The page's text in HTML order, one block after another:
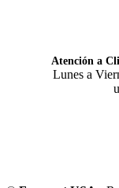
Atención a
Lunes a